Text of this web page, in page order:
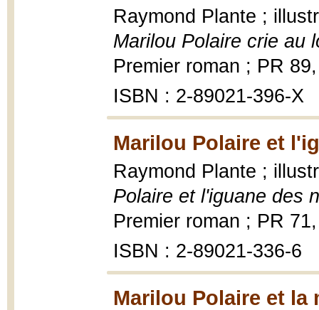
Raymond Plante ;
Marilou Polaire crie au
Premier roman ; PR
ISBN : 2-89021-396-X
Marilou Polaire et
Raymond Plante ;
Polaire et l'iguane des
Premier roman ; PR
ISBN : 2-89021-336-6
Marilou Polaire et la